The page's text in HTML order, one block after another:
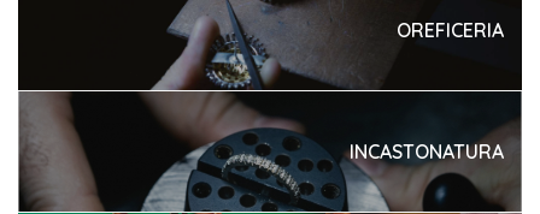
OREFICERIA
INCASTONATURA